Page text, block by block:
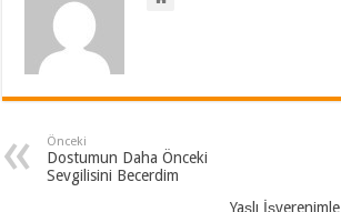
Önceki
Dostumun Daha Önceki
Sevgilisini Becerdim
Yaşlı